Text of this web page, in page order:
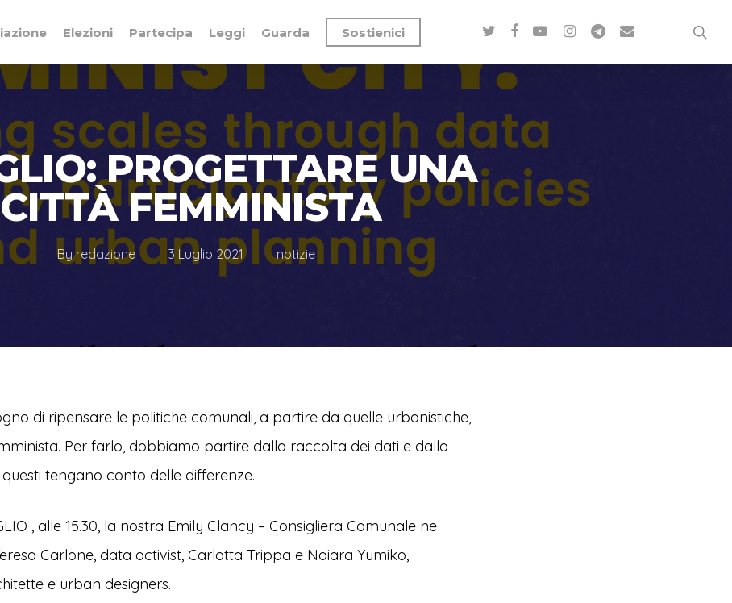
Elezioni Partecipa Leggi Guarda Sostienici
PROGETTARE UNA
CITTÀ FEMMINISTA
Byredazione 3 Luglio 2021 notizie
di ripensare le politiche comunali, a partire da quelle urbanistiche,
Per farlo, dobbiamo partire dalla raccolta dei dati e dalla
tengano conto delle differenze.
, alle 15.30, la nostra Emily Clancy – Consigliera Comunale ne
Carlone, data activist, Carlotta Trippa e Naiara Yumiko,
e urban designers.